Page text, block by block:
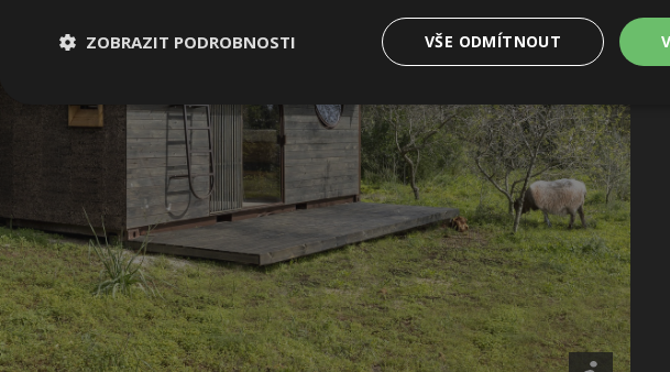
VŠE ODMÍTNOUT
ZOBRAZIT PODROBNOSTI
Nezbytně nutné
soubory
Výkonové
soubory
Soubory cílení Funkční soubory
Nezbytně nutné soubory Výkonové soubory Soubory cílení Funkční soubory
Nezbytně nutné soubory cookie umožňují základní funkce webových stránek, jako je přihlášení
Webové stránky nelze bez nezbytně nutných souborů cookie správně používat.